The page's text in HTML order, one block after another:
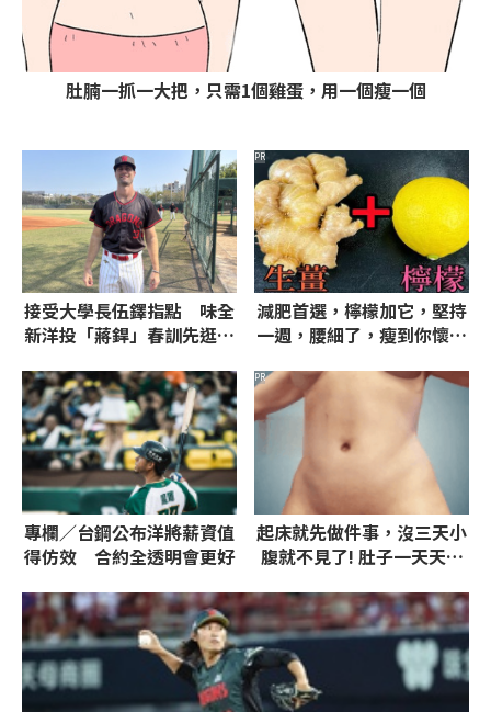
肚腩一抓一大把，只需1個雞蛋，用一個瘦一個
接受大學長伍鐸指點 味全
新洋投「蔣銲」春訓先逛斗
減肥首選，檸檬加它，堅持
一週，腰細了，瘦到你懷疑
PR
專欄／台鋼公布洋將薪資值
得仿效 合約全透明會更好
起床就先做件事，沒三天小
腹就不見了! 肚子一天天變
PR